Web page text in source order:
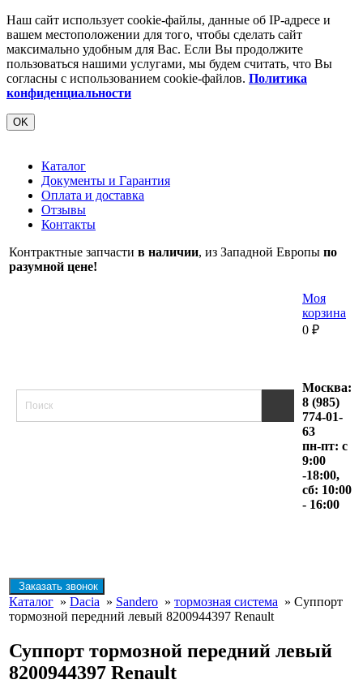
Наш сайт использует cookie-файлы, данные об IP-адресе и
вашем местоположении для того, чтобы сделать сайт
максимально удобным для Вас. Если Вы продолжите
пользоваться нашими услугами, мы будем считать, что Вы
согласны с использованием cookie-файлов. Политика
конфиденциальности
OK
Каталог
Документы и Гарантия
Оплата и доставка
Отзывы
Контакты
Контрактные запчасти в наличии, из Западной Европы по
разумной цене!
Моя
корзина
0 ₽
Москва:
8 (985)
774-01-
63
пн-пт: с
9:00
-18:00,
сб: 10:00
- 16:00
Заказать звонок
Каталог » Dacia » Sandero » тормозная система » Суппорт
тормозной передний левый 8200944397 Renault
Суппорт тормозной передний левый
8200944397 Renault